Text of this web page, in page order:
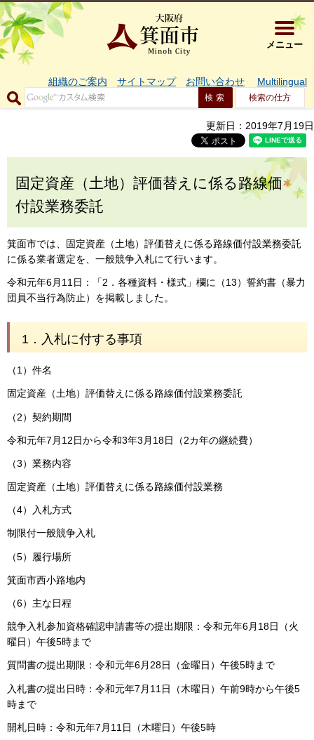
大阪府箕
メニュー
組織のご案内 サイトマップ お問い合わせ Multilingual
検索の仕方
更新日：2019年7月19日
固定資産（土地）評価替えに係る路線価
付設業務委託
箕面市では、固定資産（土地）評価替えに係る路線価付設業務委託
に係る業者選定を、一般競争入札にて行います。
令和元年6月11日：「2．各種資料・様式」欄に（13）誓約書（暴力
団員不当行為防止）を掲載しました。
1．入札に付する事項
（1）件名
固定資産（土地）評価替えに係る路線価付設業務委託
（2）契約期間
令和元年7月12日から令和3年3月18日（2カ年の継続費）
（3）業務内容
固定資産（土地）評価替えに係る路線価付設業務
（4）入札方式
制限付一般競争入札
（5）履行場所
箕面市西小路地内
（6）主な日程
競争入札参加資格確認申請書等の提出期限：令和元年6月18日（火
曜日）午後5時まで
質問書の提出期限：令和元年6月28日（金曜日）午後5時まで
入札書の提出日時：令和元年7月11日（木曜日）午前9時から午後5
時まで
開札日時：令和元年7月11日（木曜日）午後5時